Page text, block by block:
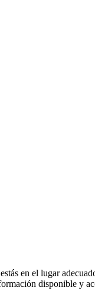
en el lugar
disponible y